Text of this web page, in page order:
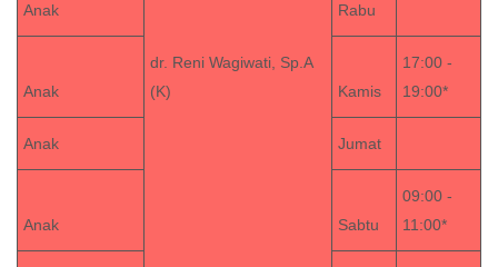
dr. Reni Wagiwati, Sp.A
(K)
Anak Rabu
Anak Kamis
17:00 -
19:00*
Anak Jumat
Anak Sabtu
09:00 -
11:00*